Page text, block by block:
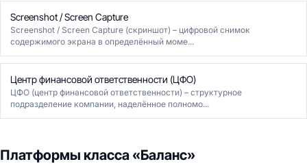
Screenshot / Screen Capture
Screenshot / Screen Capture (скриншот) – цифровой снимок
содержимого экрана в определённый моме...
Центр финансовой ответственности (ЦФО)
ЦФО (центр финансовой ответственности) – структурное
подразделение компании, наделённое полномо...
Платформы класса «Баланс»